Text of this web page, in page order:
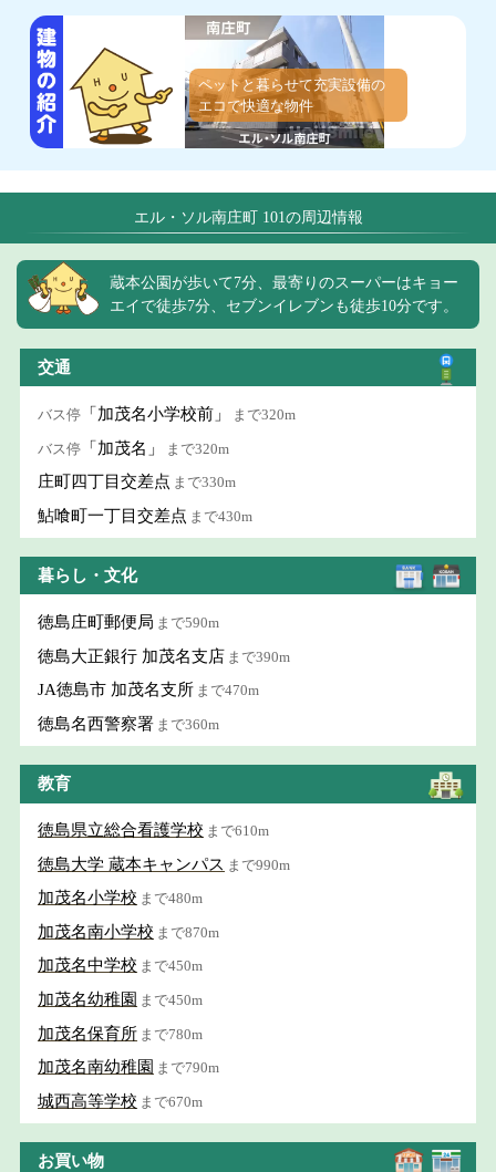
ペットと暮らせて充実設備の
エコで快適な物件
エル・ソル南庄町 101の周辺情報
蔵本公園が歩いて7分、最寄りのスーパーはキョー
エイで徒歩7分、セブンイレブンも徒歩10分です。
交通
バス停 「加茂名小学校前」 まで320m
バス停 「加茂名」 まで320m
庄町四丁目交差点 まで330m
鮎喰町一丁目交差点 まで430m
暮らし・文化
徳島庄町郵便局 まで590m
徳島大正銀行 加茂名支店 まで390m
JA徳島市 加茂名支所 まで470m
徳島名西警察署 まで360m
教育
徳島県立総合看護学校 まで610m
徳島大学 蔵本キャンパス まで990m
加茂名小学校 まで480m
加茂名南小学校 まで870m
加茂名中学校 まで450m
加茂名幼稚園 まで450m
加茂名保育所 まで780m
加茂名南幼稚園 まで790m
城西高等学校 まで670m
お買い物